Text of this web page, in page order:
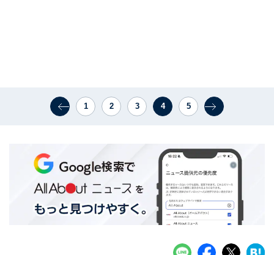
1 2 3 4 5